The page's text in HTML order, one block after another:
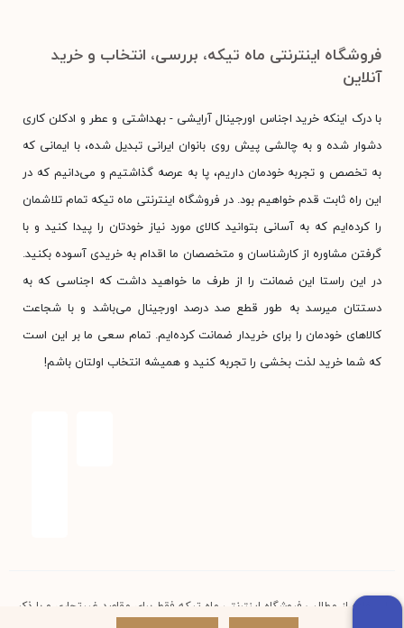
فروشگاه اینترنتی ماه تیکه، بررسی، انتخاب و خرید
آنلاین
با درک اینکه خرید اجناس اورجینال آرایشی - بهداشتی و عطر و ادکلن کاری
دشوار شده و به چالشی پیش روی بانوان ایرانی تبدیل شده، با ایمانی که
به تخصص و تجربه خودمان داریم، پا به عرصه گذاشتیم و می‌دانیم که در
این راه ثابت قدم خواهیم بود. در فروشگاه اینترنتی ماه تیکه تمام تلاشمان
را کرده‌ایم که به آسانی بتوانید کالای مورد نیاز خودتان را پیدا کنید و با
گرفتن مشاوره از کارشناسان و متخصصان ما اقدام به خریدی آسوده بکنید.
در این راستا این ضمانت را از طرف ما خواهید داشت که اجناسی که به
دستتان میرسد به طور قطع صد درصد اورجینال می‌باشد و با شجاعت
کالاهای خودمان را برای خریدار ضمانت کرده‌ایم. تمام سعی ما بر این است
که شما خرید لذت بخشی را تجربه کنید و همیشه انتخاب اولتان باشم!
استفاده از مطالب فروشگاه اینترنتی ماه تیکه فقط برای مقاصد غیرتجاری و با ذکر
منبع بلامانع است. کلیه حقوق این سایت متعلق به فروشگاه آنلاین ماه تیکه